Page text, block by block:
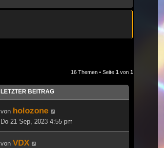
16 Themen • Seite 1 von 1
LETZTER BEITRAG
von holozone
Do 21 Sep, 2023 4:55 pm
von VDX